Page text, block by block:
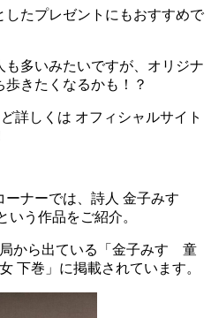
したプレゼントにもおすすめで
多いみたいですが、オリジナ
きたくなるかも！？
詳しくは オフィシャルサイト
ナーでは、詩人 金子みすゞ
いう作品をご紹介。
から出ている「金子みすゞ童
巻」に掲載されています。